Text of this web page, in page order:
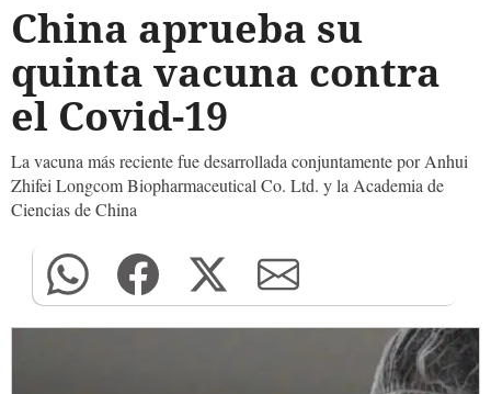
China aprueba su
quinta vacuna contra
el Covid-19
La vacuna más reciente fue desarrollada conjuntamente por Anhui
Zhifei Longcom Biopharmaceutical Co. Ltd. y la Academia de
Ciencias de China